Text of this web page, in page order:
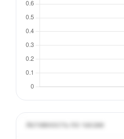
Активность по часам